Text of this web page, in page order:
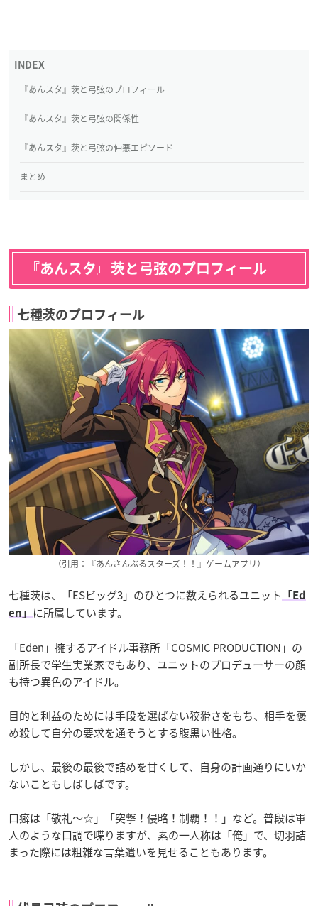
『あんスタ』茨と弓弦のプロフィール
『あんスタ』茨と弓弦の関係性
『あんスタ』茨と弓弦の仲悪エピソード
まとめ
『あんスタ』茨と弓弦のプロフィール
七種茨のプロフィール
（引用：『あんさんぶるスターズ！！』ゲームアプリ）
七種茨は、「ESビッグ3」のひとつに数えられるユニット
「Ed
en」
に所属しています。
「Eden」擁するアイドル事務所「COSMIC PRODUCTION」の
副所長で学生実業家でもあり、ユニットのプロデューサーの顔
も持つ異色のアイドル。
目的と利益のためには手段を選ばない狡猾さをもち、相手を褒
め殺して自分の要求を通そうとする腹黒い性格。
しかし、最後の最後で詰めを甘くして、自身の計画通りにいか
ないこともしばしばです。
口癖は「敬礼～☆」「突撃！侵略！制覇！！」など。普段は軍
人のような口調で喋りますが、素の一人称は「俺」で、切羽詰
まった際には粗雑な言葉遣いを見せることもあります。